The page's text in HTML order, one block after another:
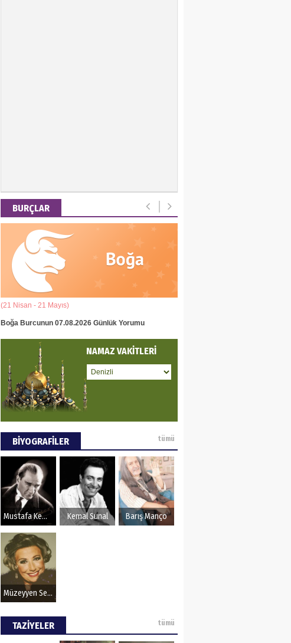
PANDEMİ SONRASI YENİ
DÜNYA DÜZENİ
ANADOLU BASIN YAYIN
BİRLİĞİ
Alaeddin Usta
DÜŞÜNCE VE DÜNYA
Mustafa Göker
Tülay Pay
EMPERYALİZMİN TOPLU
HİPNOZU
EVREN MUMCU
BURÇLAR
(21 Nisan - 21 Mayıs)
Boğa Burcunun 07.08.2026 Günlük Yorumu
NAMAZ VAKİTLERİ
BİYOGRAFİLER tümü
Mustafa Kemal Atatürk Kemal Sunal Barış Manço
Müzeyyen Senar
TAZİYELER tümü